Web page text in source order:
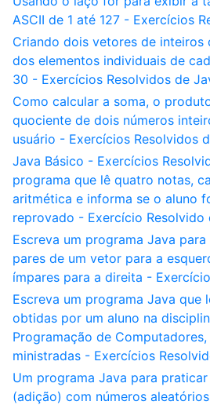
ASCII de 1 até 127 - Exercícios
Criando dois vetores de inteiros
dos elementos individuais de
30 - Exercícios Resolvidos de
Como calcular a soma, o
quociente de dois números
usuário - Exercícios Resolvidos
Java Básico - Exercícios
programa que lê quatro notas,
aritmética e informa se o aluno
reprovado - Exercício Resolvido
Escreva um programa Java
pares de um vetor para a
ímpares para a direita -
Escreva um programa Java que
obtidas por um aluno na
Programação de
ministradas - Exercícios
Um programa Java para
(adição) com números